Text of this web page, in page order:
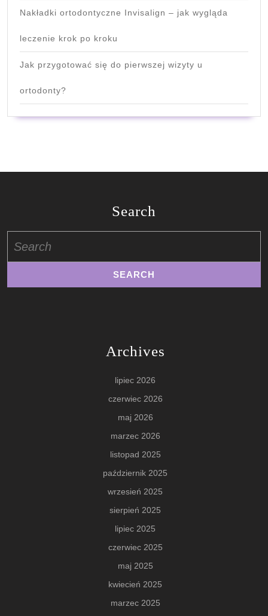
Nakładki ortodontyczne Invisalign – jak wygląda
leczenie krok po kroku
Jak przygotować się do pierwszej wizyty u
ortodonty?
Search
for:
Archives
lipiec 2026
czerwiec 2026
maj 2026
marzec 2026
listopad 2025
październik 2025
wrzesień 2025
sierpień 2025
lipiec 2025
czerwiec 2025
maj 2025
kwiecień 2025
marzec 2025